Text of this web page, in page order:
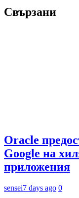
Свързани
Oracle
Google на
приложения
sensei7 days ago 0